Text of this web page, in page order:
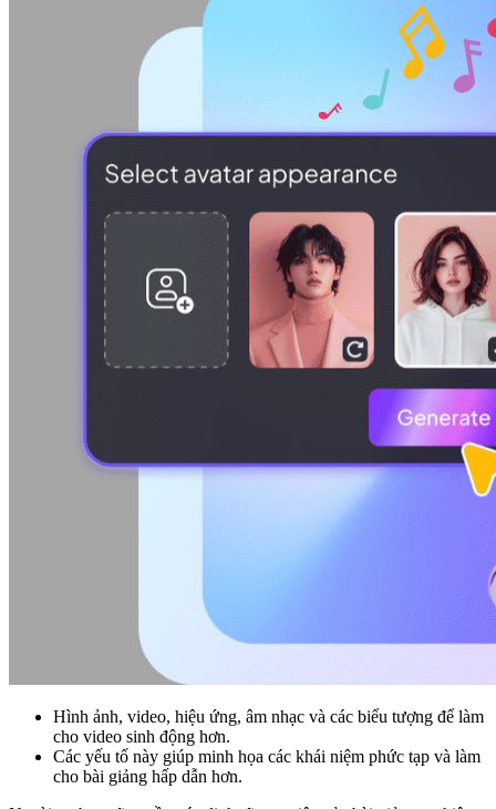
Hình ảnh, video, hiệu ứng, âm nhạc và các biểu tượng để làm
cho video sinh động hơn.
Các yếu tố này giúp minh họa các khái niệm phức tạp và làm
cho bài giảng hấp dẫn hơn.